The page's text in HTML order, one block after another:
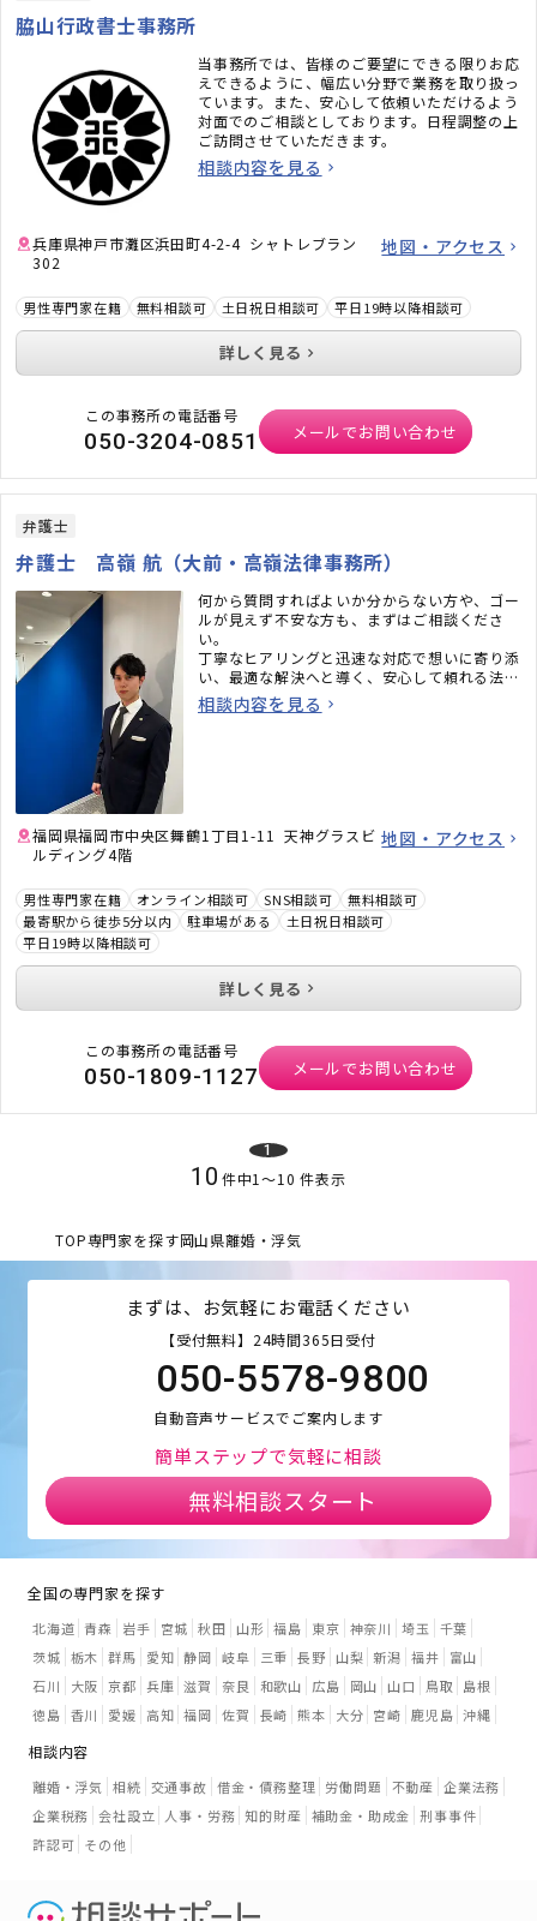
脇山行政書士事務所
当事務所では、皆様のご要望にできる限りお応
えできるように、幅広い分野で業務を取り扱っ
ています。また、安心して依頼いただけるよう
対面でのご相談としております。日程調整の上
ご訪問させていただきます。
相談内容を見る
兵庫県神戸市灘区浜田町4-2-4 シャトレブラン
302
地図・アクセス
男性専門家在籍 無料相談可 土日祝日相談可 平日19時以降相談可
詳しく見る
この事務所の電話番号
050-3204-0851 メールでお問い合わせ
弁護士
弁護士 高嶺 航（大前・高嶺法律事務所）
何から質問すればよいか分からない方や、ゴー
ルが見えず不安な方も、まずはご相談くださ
い。
丁寧なヒアリングと迅速な対応で想いに寄り添
い、最適な解決へと導く、安心して頼れる法律
事務所です。
相談内容を見る
福岡県福岡市中央区舞鶴1丁目1-11 天神グラスビ
ルディング4階
地図・アクセス
男性専門家在籍 オンライン相談可 SNS相談可
無料相談可
最寄駅から徒歩5分以内
駐車場がある
土日祝日相談可
平日19時以降相談可
詳しく見る
この事務所の電話番号
050-1809-1127 メールでお問い合わせ
1
10 件中1〜10 件表示
TOP専門家を探す岡山県離婚・浮気
まずは、お気軽にお電話ください
【受付無料】24時間365日受付
050-5578-9800
自動音声サービスでご案内します
簡単ステップで気軽に相談
無料相談スタート
全国の専門家を探す
北海道 青森 岩手 宮城 秋田 山形 福島 東京 神奈川 埼玉
千葉
茨城 栃木 群馬 愛知 静岡 岐阜 三重 長野 山梨 新潟 福井
富山
石川
大阪 京都 兵庫 滋賀 奈良 和歌山 広島 岡山 山口 鳥取
島根
徳島 香川 愛媛 高知 福岡 佐賀 長崎 熊本 大分 宮崎 鹿児島 沖縄
相談内容
離婚・浮気 相続 交通事故 借金・債務整理 労働問題 不動産 企業法務
企業税務 会社設立 人事・労務 知的財産 補助金・助成金 刑事事件
許認可 その他